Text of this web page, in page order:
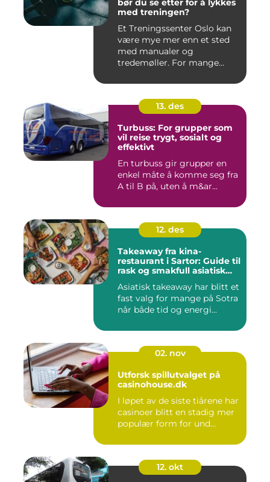
med treningen?
Et Treningssenter Oslo kan
være mye mer enn et sted
med manualer og
tredemøller. For mange
13. des
Turbuss: For grupper som
vil reise trygt, sosialt og
effektivt
En turbuss gir grupper en
enkel måte å komme seg fra
A til B på, uten å m&ar...
12. des
Takeaway fra kina-
restaurant i Sartor: Guide til
rask og smakfull asiatisk
Asiatisk takeaway har blitt et
fast valg for mange på Sotra
når både tid og energi...
02. nov
Utforsk spillutvalget på
casinohouse.dk
I løpet av de siste tiårene har
casinoer blitt en stadig mer
populær form for und...
12. okt